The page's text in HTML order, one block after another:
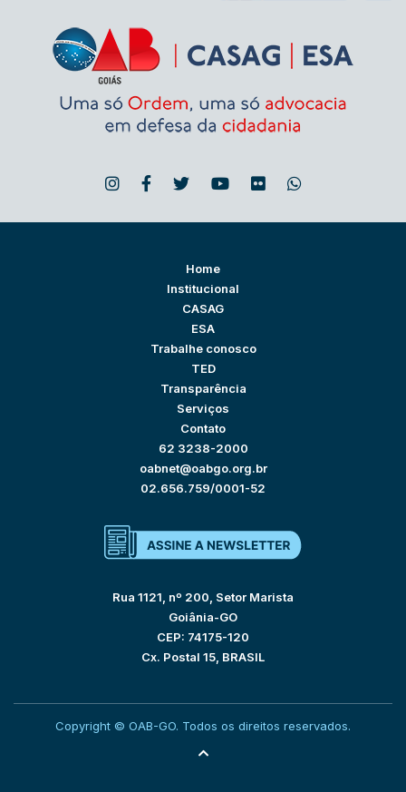
Home
Institucional
CASAG
ESA
Trabalhe conosco
TED
Transparência
Serviços
Contato
62 3238-2000
oabnet@oabgo.org.br
02.656.759/0001-52
Rua 1121, nº 200, Setor Marista
Goiânia-GO
CEP: 74175-120
Cx. Postal 15, BRASIL
Copyright © OAB-GO. Todos os direitos reservados.